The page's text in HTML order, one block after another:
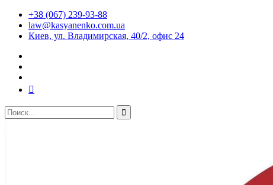
+38 (067) 239-93-88
law@kasyanenko.com.ua
Киев, ул. Владимирская, 40/2, офис 24